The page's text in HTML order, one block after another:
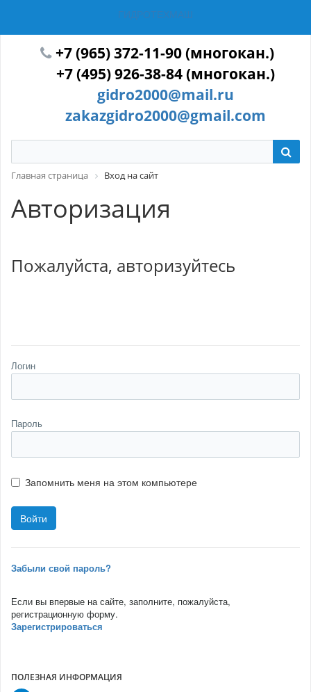
ГИДРОТЕХМАШ
+7 (965) 372-11-90 (многокан.)
+7 (495) 926-38-84 (многокан.)
gidro2000@mail.ru
zakazgidro2000@gmail.com
Главная страница Вход на сайт
Авторизация
Пожалуйста, авторизуйтесь
Логин
Пароль
Запомнить меня на этом компьютере
Забыли свой пароль?
Если вы впервые на сайте, заполните, пожалуйста,
регистрационную форму.
Зарегистрироваться
ПОЛЕЗНАЯ ИНФОРМАЦИЯ